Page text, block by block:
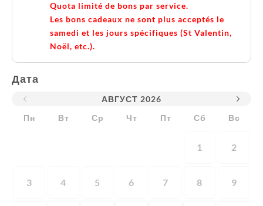
Quota limité de bons par service.
Les bons cadeaux ne sont plus acceptés le
samedi et les jours spécifiques (St Valentin,
Noël, etc.).
Дата
АВГУСТ 2026
Пн
Вт Ср Чт Пт Сб Вс
1 2
3 4 5 6 7 8 9